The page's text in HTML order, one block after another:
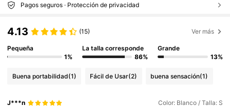
Pagos seguros · Protección de privacidad
4.13 (15) Ver más
Pequeña
1%
La talla corresponde
86%
Grande
13%
Buena portabilidad(1) Fácil de Usar(2) buena sensación(1)
J***n Color: Blanco / Talla: S